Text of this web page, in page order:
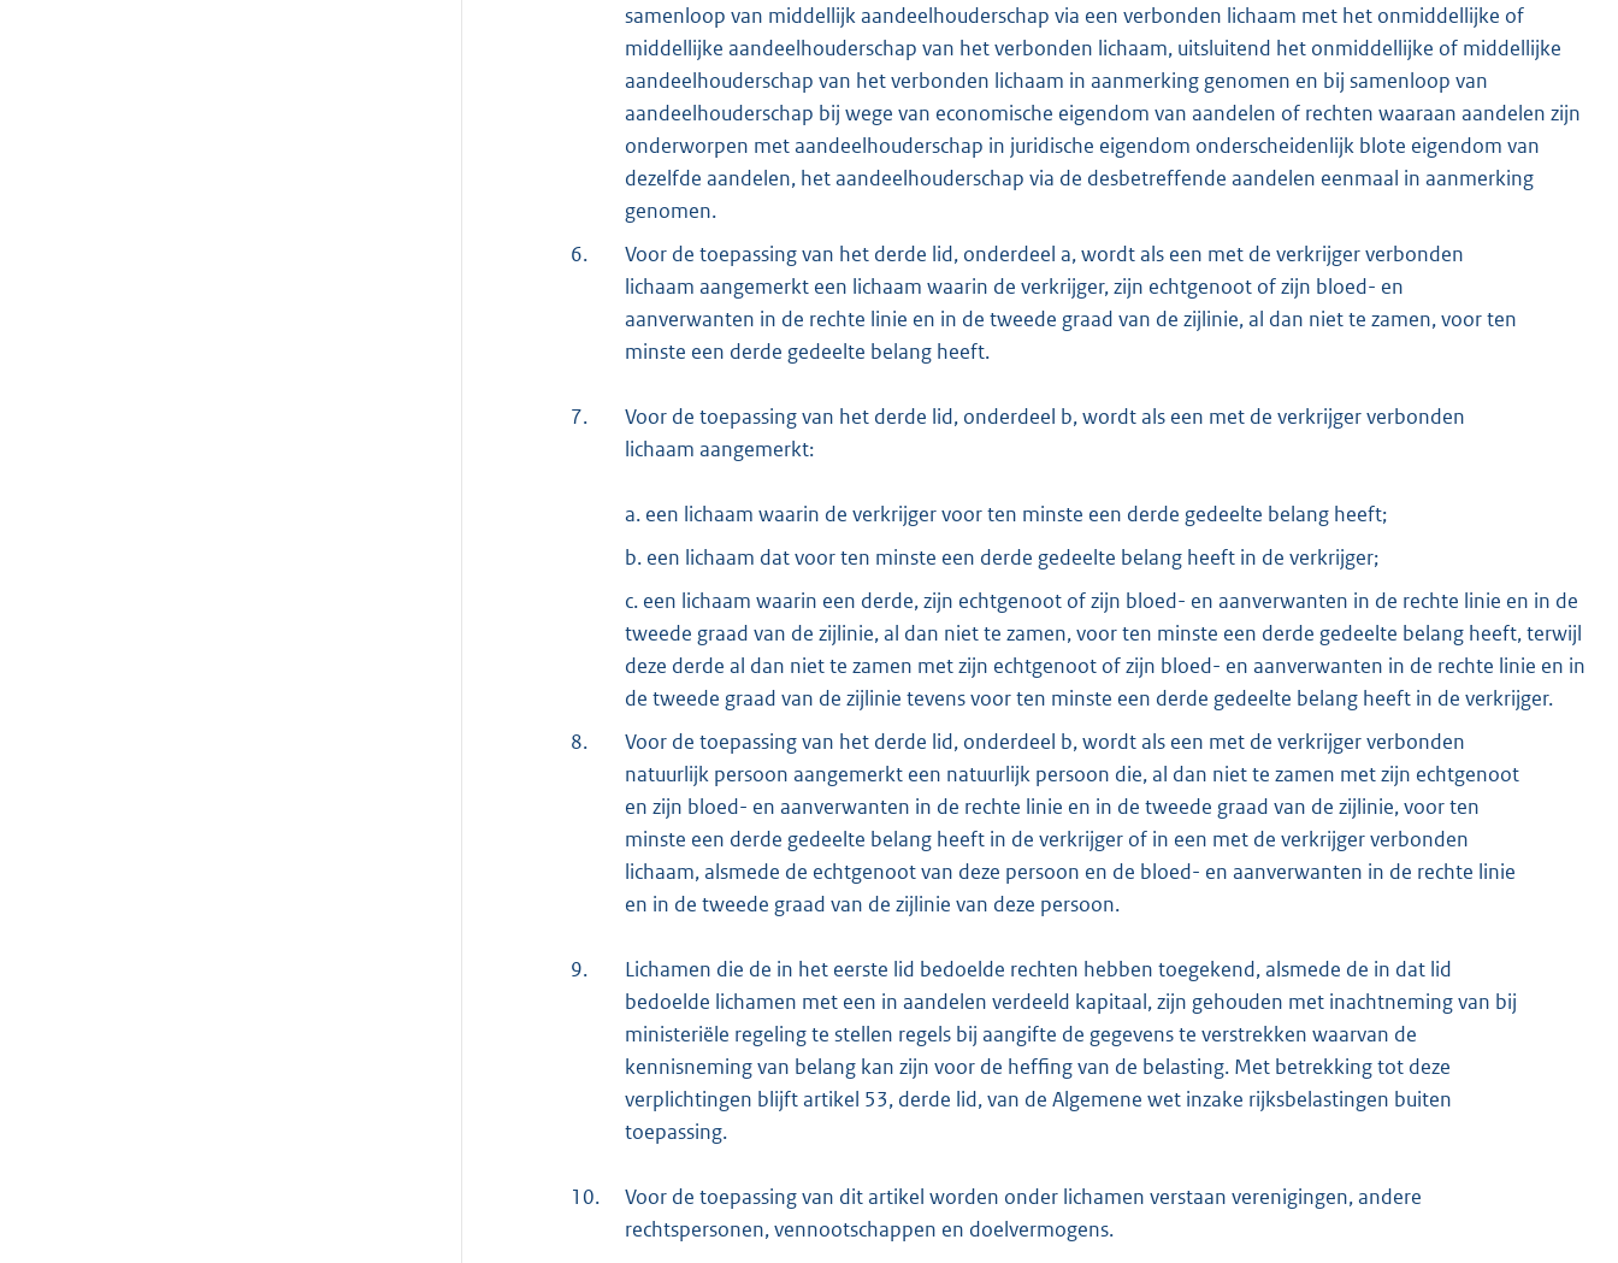
samenloop van middellijk aandeelhouderschap via een verbonden lichaam met het onmiddellijke of
middellijke aandeelhouderschap van het verbonden lichaam, uitsluitend het onmiddellijke of middellijke
aandeelhouderschap van het verbonden lichaam in aanmerking genomen en bij samenloop van
aandeelhouderschap bij wege van economische eigendom van aandelen of rechten waaraan aandelen zijn
onderworpen met aandeelhouderschap in juridische eigendom onderscheidenlijk blote eigendom van
dezelfde aandelen, het aandeelhouderschap via de desbetreffende aandelen eenmaal in aanmerking
genomen.
6.
Voor de toepassing van het derde lid, onderdeel a, wordt als een met de verkrijger verbonden
lichaam aangemerkt een lichaam waarin de verkrijger, zijn echtgenoot of zijn bloed- en
aanverwanten in de rechte linie en in de tweede graad van de zijlinie, al dan niet te zamen, voor ten
minste een derde gedeelte belang heeft.
7.
Voor de toepassing van het derde lid, onderdeel b, wordt als een met de verkrijger verbonden
lichaam aangemerkt:
a. een lichaam waarin de verkrijger voor ten minste een derde gedeelte belang heeft;
b. een lichaam dat voor ten minste een derde gedeelte belang heeft in de verkrijger;
c. een lichaam waarin een derde, zijn echtgenoot of zijn bloed- en aanverwanten in de rechte linie en in de
tweede graad van de zijlinie, al dan niet te zamen, voor ten minste een derde gedeelte belang heeft, terwijl
deze derde al dan niet te zamen met zijn echtgenoot of zijn bloed- en aanverwanten in de rechte linie en in
de tweede graad van de zijlinie tevens voor ten minste een derde gedeelte belang heeft in de verkrijger.
8.
Voor de toepassing van het derde lid, onderdeel b, wordt als een met de verkrijger verbonden
natuurlijk persoon aangemerkt een natuurlijk persoon die, al dan niet te zamen met zijn echtgenoot
en zijn bloed- en aanverwanten in de rechte linie en in de tweede graad van de zijlinie, voor ten
minste een derde gedeelte belang heeft in de verkrijger of in een met de verkrijger verbonden
lichaam, alsmede de echtgenoot van deze persoon en de bloed- en aanverwanten in de rechte linie
en in de tweede graad van de zijlinie van deze persoon.
9.
Lichamen die de in het eerste lid bedoelde rechten hebben toegekend, alsmede de in dat lid
bedoelde lichamen met een in aandelen verdeeld kapitaal, zijn gehouden met inachtneming van bij
ministeriële regeling te stellen regels bij aangifte de gegevens te verstrekken waarvan de
kennisneming van belang kan zijn voor de heffing van de belasting. Met betrekking tot deze
verplichtingen blijft artikel 53, derde lid, van de Algemene wet inzake rijksbelastingen buiten
toepassing.
10.
Voor de toepassing van dit artikel worden onder lichamen verstaan verenigingen, andere
rechtspersonen, vennootschappen en doelvermogens.